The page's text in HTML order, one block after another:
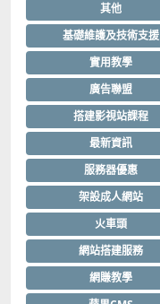
其他
基礎維護及技術支援
實用教學
廣告聯盟
搭建影視站課程
最新資訊
服務器優惠
架設成人網站
火車頭
網站搭建服務
網賺教學